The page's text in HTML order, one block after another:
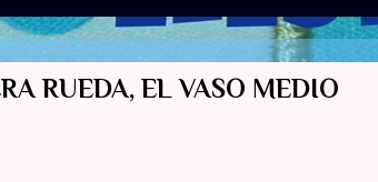
RUEDA, EL VASO MEDIO